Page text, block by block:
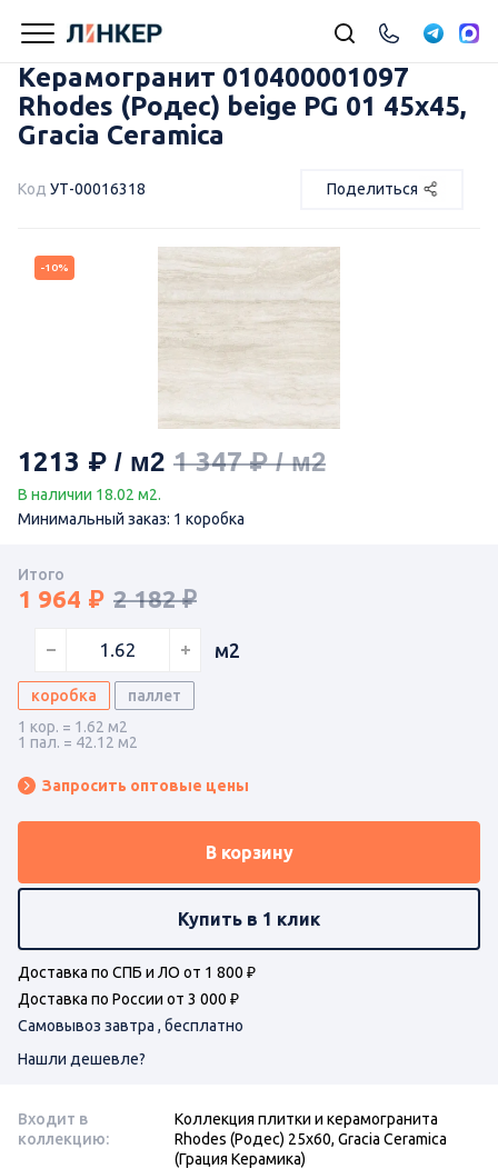
Керамогранит 010400001097
Rhodes (Родес) beige PG 01 45х45,
Gracia Ceramica
Код УТ-00016318 Поделиться
-10%
1213 1 347
В наличии 18.02 м2.
Минимальный заказ: 1 коробка
Итого
1 964 2 182 ₽
м2
коробка
паллет
1 кор. = 1.62 м2
1 пал. = 42.12 м2
Запросить оптовые цены
В корзину
Купить в 1 клик
Доставка по СПБ и ЛО от 1 800 ₽
Доставка по России от 3 000 ₽
Самовывоз завтра , бесплатно
Нашли дешевле?
Входит в
коллекцию:
Коллекция плитки и керамогранита
Rhodes (Родес) 25х60, Gracia Ceramica
(Грация Керамика)